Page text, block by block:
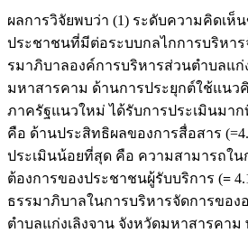
ผลการวิจัยพบว่า (1) ระดับความคิดเห็
ประชาชนที่มีต่อระบบกลไกการบริหา
รมาภิบาลองค์การบริหารส่วนตำบลแก่
มหาสารคาม ด้านการประยุกต์ใช้แนว
ภาครัฐแนวใหม่ ได้รับการประเมินมาก
คือ ด้านประสิทธิผลของการสื่อสาร
ประเมินน้อยที่สุด คือ ความสามารถใ
ต้องการของประชาชนผู้รับบริการ (=
ธรรมาภิบาลในการบริหารจัดการของ
ตำบลแก่งเลิงจาน จังหวัดมหาสารคา